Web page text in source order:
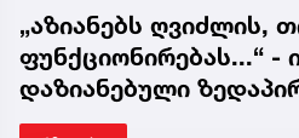
„აზიანებს ღვიძლის,
ფუნქციონირებას...“ -
დაზიანებული